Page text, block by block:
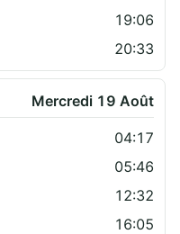
19:06
20:33
Mercredi 19 Août
04:17
05:46
12:32
16:05